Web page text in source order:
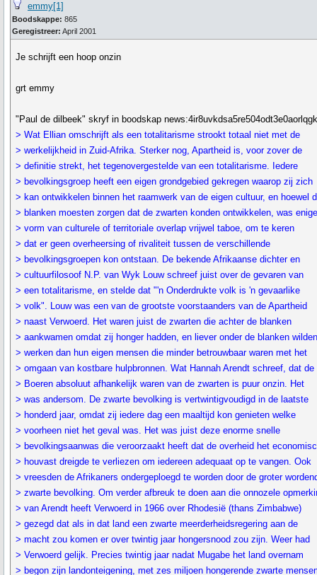
emmy[1]
Boodskappe: 865
Geregistreer: April 2001
Je schrijft een hoop onzin
grt emmy
"Paul de dilbeek" skryf in boodskap
> Wat Ellian omschrijft als een totalitarisme strookt totaal niet met de
> werkelijkheid in Zuid-Afrika. Sterker nog, Apartheid is, voor zover de
> definitie strekt, het tegenovergestelde van een totalitarisme. Iedere
> bevolkingsgroep heeft een eigen grondgebied gekregen waarop zij zich
> kan ontwikkelen binnen het raamwerk van de eigen cultuur, en hoewel
> blanken moesten zorgen dat de zwarten konden ontwikkelen, was enige
> vorm van culturele of territoriale overlap vrijwel taboe, om te keren
> dat er geen overheersing of rivaliteit tussen de verschillende
> bevolkingsgroepen kon ontstaan. De bekende Afrikaanse dichter en
> cultuurfilosoof N.P. van Wyk Louw schreef juist over de gevaren van
> een totalitarisme, en stelde dat "'n Onderdrukte volk is 'n gevaarlike
> volk". Louw was een van de grootste voorstaanders van de Apartheid
> naast Verwoerd. Het waren juist de zwarten die achter de blanken
> aankwamen omdat zij honger hadden, en liever onder de blanken wilden
> werken dan hun eigen mensen die minder betrouwbaar waren met het
> omgaan van kostbare hulpbronnen. Wat Hannah Arendt schreef, dat de
> Boeren absoluut afhankelijk waren van de zwarten is puur onzin. Het
> was andersom. De zwarte bevolking is vertwintigvoudigd in de laatste
> honderd jaar, omdat zij iedere dag een maaltijd kon genieten welke
> voorheen niet het geval was. Het was juist deze enorme snelle
> bevolkingsaanwas die veroorzaakt heeft dat de overheid het
> houvast dreigde te verliezen om iedereen adequaat op te vangen. Ook
> vreesden de Afrikaners ondergeploegd te worden door de groter
> zwarte bevolking. Om verder afbreuk te doen aan die onnozele
> van Arendt heeft Verwoerd in 1966 over Rhodesië (thans Zimbabwe)
> gezegd dat als in dat land een zwarte meerderheidsregering aan de
> macht zou komen er over twintig jaar hongersnood zou zijn. Weer had
> Verwoerd gelijk. Precies twintig jaar nadat Mugabe het land overnam
> begon zijn landonteigening, met zes miljoen hongerende zwarte